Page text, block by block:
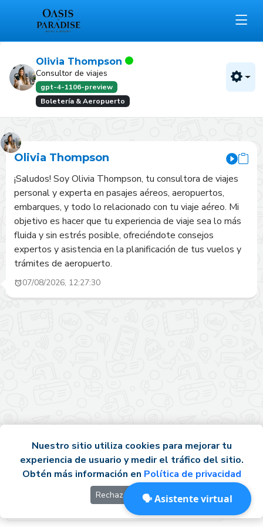
Olivia Thompson
Consultor de viajes
gpt-4-1106-preview
Boletería & Aeropuerto
Olivia Thompson
¡Saludos! Soy Olivia Thompson, tu consultora de viajes
personal y experta en pasajes aéreos, aeropuertos,
embarques, y todo lo relacionado con tu viaje aéreo. Mi
objetivo es hacer que tu experiencia de viaje sea lo más
fluida y sin estrés posible, ofreciéndote consejos
expertos y asistencia en la planificación de tus vuelos y
trámites de aeropuerto.
07/08/2026, 12:27:30
🗣️ Asistente virtual
Nuestro sitio utiliza cookies para mejorar tu
experiencia de usuario y medir el tráfico del sitio.
Obtén más información en Política de privacidad
Rechazar Okay